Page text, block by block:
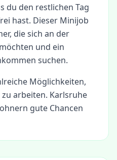
du den restlichen Tag
hast. Dieser Minijob
die sich an der
und ein
suchen.
Möglichkeiten,
zu arbeiten. Karlsruhe
gute Chancen